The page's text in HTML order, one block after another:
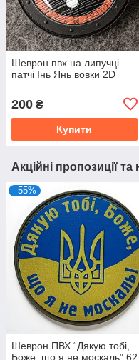
Шеврон пвх на липучці
патчі Інь Янь вовки 2D
200 ₴
Купити
Акційні пропозиції
–55%
Шеврон ПВХ “Дякую тобі,
Боже, що я не москаль” 62